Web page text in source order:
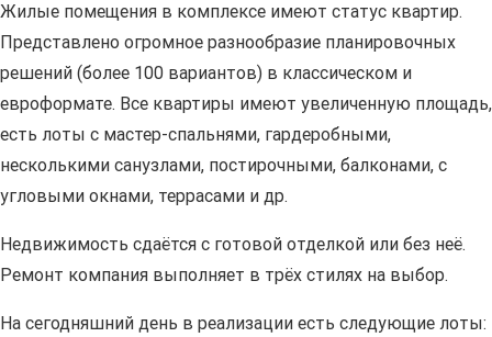
Жилые помещения в комплексе имеют статус квартир.
Представлено огромное разнообразие планировочных
решений (более 100 вариантов) в классическом и
евроформате. Все квартиры имеют увеличенную площадь,
есть лоты с мастер-спальнями, гардеробными,
несколькими санузлами, постирочными, балконами, с
угловыми окнами, террасами и др.
Недвижимость сдаётся с готовой отделкой или без неё.
Ремонт компания выполняет в трёх стилях на выбор.
На сегодняшний день в реализации есть следующие лоты: